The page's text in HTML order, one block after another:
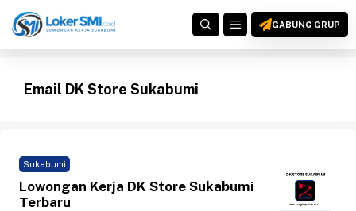
ke
MENUGABUNG GRUP
Email DK Store Sukabumi
Sukabumi
Lowongan Kerja DK Store Sukabumi
Terbaru